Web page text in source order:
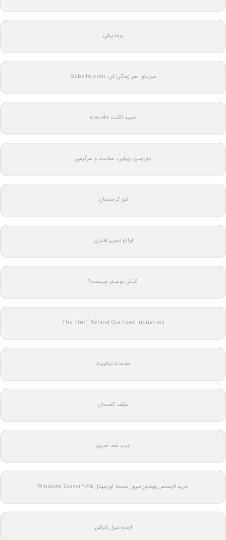
پرده برقی
سبزیتو: سبز زندگی کن: Sabzito.com
خرید اکانت claude
دورجین؛ زیبایی، سلامت و سرگرمی
تور گرجستان
لوازم تحریر فانتزی
اکـتان بوسـتر چـیست؟
The Truth Behind Our Food Industries
خدمات ترانزیت
سقف کشسان
درب ضد حریق
خرید لایسنس ویندوز سرور: نسخه اورجینال Windows Server 2025
اجاره دیزل ژنراتور